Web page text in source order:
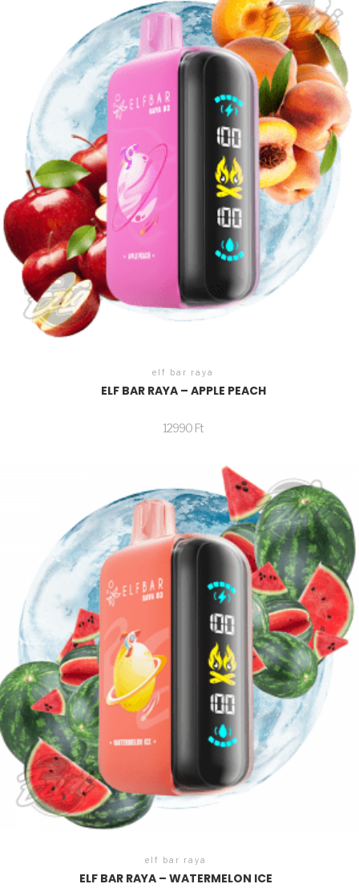
elf bar raya
ELF BAR RAYA – APPLE PEACH
12990 Ft
elf bar raya
ELF BAR RAYA – WATERMELON ICE